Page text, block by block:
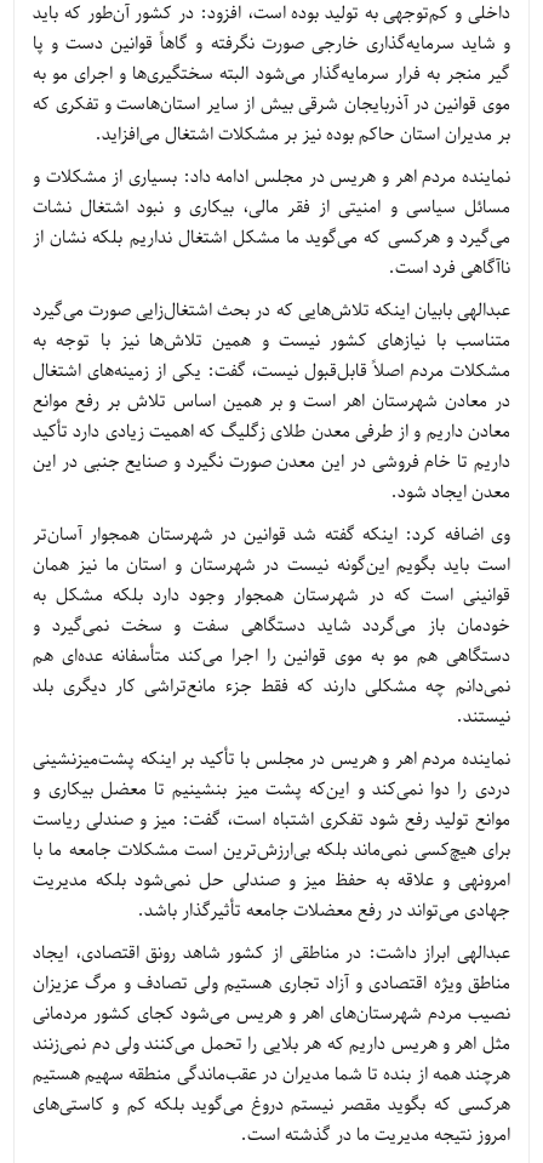
داخلی و کم‌توجهی به تولید بوده است، افزود: در کشور آن‌طور که باید
و شاید سرمایه‌گذاری خارجی صورت نگرفته و گاهاً قوانین دست و پا
گیر منجر به فرار سرمایه‌گذار می‌شود البته سختگیری‌ها و اجرای مو به
موی قوانین در آذربایجان شرقی بیش از سایر استان‌هاست و تفکری که
بر مدیران استان حاکم بوده نیز بر مشکلات اشتغال می‌افزاید.
نماینده مردم اهر و هریس در مجلس ادامه داد: بسیاری از مشکلات و
مسائل سیاسی و امنیتی از فقر مالی، بیکاری و نبود اشتغال نشات
می‌گیرد و هرکسی که می‌گوید ما مشکل اشتغال نداریم بلکه نشان از
ناآگاهی فرد است.
عبدالهی بابیان اینکه تلاش‌هایی که در بحث اشتغال‌زایی صورت می‌گیرد
متناسب با نیازهای کشور نیست و همین تلاش‌ها نیز با توجه به
مشکلات مردم اصلاً قابل‌قبول نیست، گفت: یکی از زمینه‌های اشتغال
در معادن شهرستان اهر است و بر همین اساس تلاش بر رفع موانع
معادن داریم و از طرفی معدن طلای زگلیگ که اهمیت زیادی دارد تأکید
داریم تا خام فروشی در این معدن صورت نگیرد و صنایع جنبی در این
معدن ایجاد شود.
وی اضافه کرد: اینکه گفته شد قوانین در شهرستان‌ همجوار آسان‌تر
است باید بگویم این‌گونه نیست در شهرستان و استان ما نیز همان
قوانینی است که در شهرستان‌ همجوار وجود دارد بلکه مشکل به
خودمان باز می‌گردد شاید دستگاهی سفت و سخت نمی‌گیرد و
دستگاهی هم مو به موی قوانین را اجرا می‌کند متأسفانه عده‌ای هم
نمی‌دانم چه مشکلی دارند که فقط جزء مانع‌تراشی کار دیگری بلد
نیستند.
نماینده مردم اهر و هریس در مجلس با تأکید بر اینکه پشت‌میزنشینی
دردی را دوا نمی‌کند و این‌که پشت میز بنشینیم تا معضل بیکاری و
موانع تولید رفع شود تفکری اشتباه است، گفت: میز و صندلی ریاست
برای هیچ‌کسی نمی‌ماند بلکه بی‌ارزش‌ترین است مشکلات جامعه ما با
امرونهی و علاقه به حفظ میز و صندلی حل نمی‌شود بلکه مدیریت
جهادی می‌تواند در رفع معضلات جامعه تأثیرگذار باشد.
عبدالهی ابراز داشت: در مناطقی از کشور شاهد رونق اقتصادی، ایجاد
مناطق ویژه اقتصادی و آزاد تجاری هستیم ولی تصادف و مرگ عزیزان
نصیب مردم شهرستان‌های اهر و هریس می‌شود کجای کشور مردمانی
مثل اهر و هریس داریم که هر بلایی را تحمل می‌کنند ولی دم نمی‌زنند
هرچند همه از بنده تا شما مدیران در عقب‌ماندگی منطقه سهیم هستیم
هرکسی که بگوید مقصر نیستم دروغ می‌گوید بلکه کم و کاستی‌های
امروز نتیجه مدیریت ما در گذشته است.